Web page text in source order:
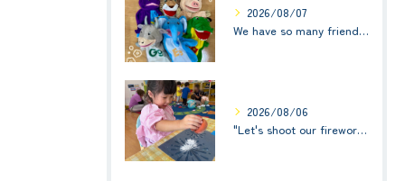
2026/08/07
We have so many friends in this classroom! (お友達いっぱい！)Small Kids☆1歳児クラス
2026/08/06
"Let's shoot our fireworks!" (みんなで花火を打ち上げよう！) ☆ Preschool (2歳児クラス)